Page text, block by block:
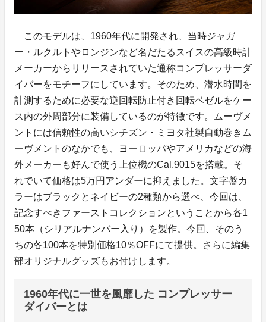
このモデルは、1960年代に開発され、当時ジャガ
ー・ルクルトやロンジンなど名だたるスイスの高級時計
メーカーからリリースされていた通称コンプレッサーダ
イバーをモチーフにしています。そのため、潜水時間を
計測するために必要な逆回転防止付き回転ベゼルをケー
ス内の外周部分に装備しているのが特徴です。ムーヴメ
ントには信頼性の高いシチズン・ミヨタ社製自動巻きム
ーヴメントのなかでも、ヨーロッパやアメリカなどの海
外メーカーも好んで使う上位機のCal.9015を搭載。そ
れでいて価格は5万円アンダーに抑えました。文字盤カ
ラーはブラックとネイビーの2種類から選べ、今回は、
記念すべきファーストコレクションということから各1
50本（シリアルナンバー入り）を製作。今回、そのう
ちの各100本を特別価格10％OFFにて提供。さらに編集
部オリジナルグッズもお付けします。
1960年代に一世を風靡した コンプレッサー
ダイバーとは